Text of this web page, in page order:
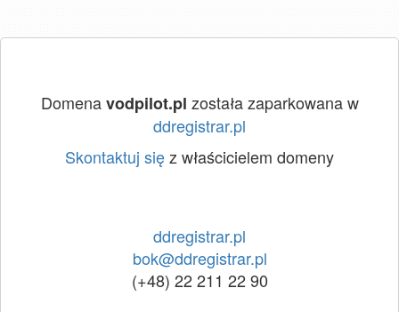
Domenavodpilot.pl została zaparkowana w
ddregistrar.pl
Skontaktuj sięz właścicielem domeny
ddregistrar.pl
bok@ddregistrar.pl
(+48) 22 211 22 90